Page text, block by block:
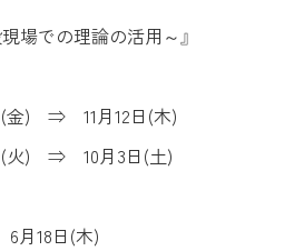
場での理論の活用～』
11月12日(木)
火) ⇒ 10月3日(土)
日(木)